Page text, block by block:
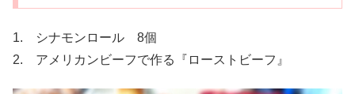
1. シナモンロール 8個
2. アメリカンビーフで作る『ローストビーフ』